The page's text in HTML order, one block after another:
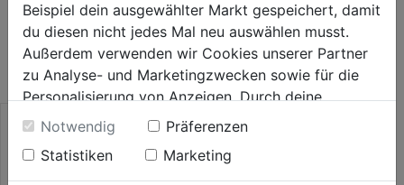
WEITERE PRODUKTE AUS DIESER
KATEGORIE
Beispiel dein ausgewählter Markt gespeichert, damit
du diesen nicht jedes Mal neu auswählen musst.
Außerdem verwenden wir Cookies unserer Partner
zu Analyse- und Marketingzwecken sowie für die
Personalisierung von Anzeigen. Durch deine
Einwilligung werden die Daten von Drittanbieter,
unter anderem auch in den USA, verarbeitet.
Durch Klick auf "Alle Cookies erlauben" stimmst du
Notwendig
Präferenzen
Statistiken
Marketing